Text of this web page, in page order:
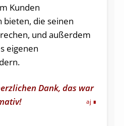
Kunden
die seinen
und außerdem
eigenen
Dank, das war
aj